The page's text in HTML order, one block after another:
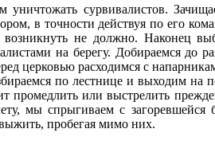
уничтожать сурвивалистов.
в точности действуя по его
не должно. Наконец
на берегу. Добираемся до
церковью расходимся с
по лестнице и выходим на
или выстрелить
мы спрыгиваем с
пробегая мимо них.